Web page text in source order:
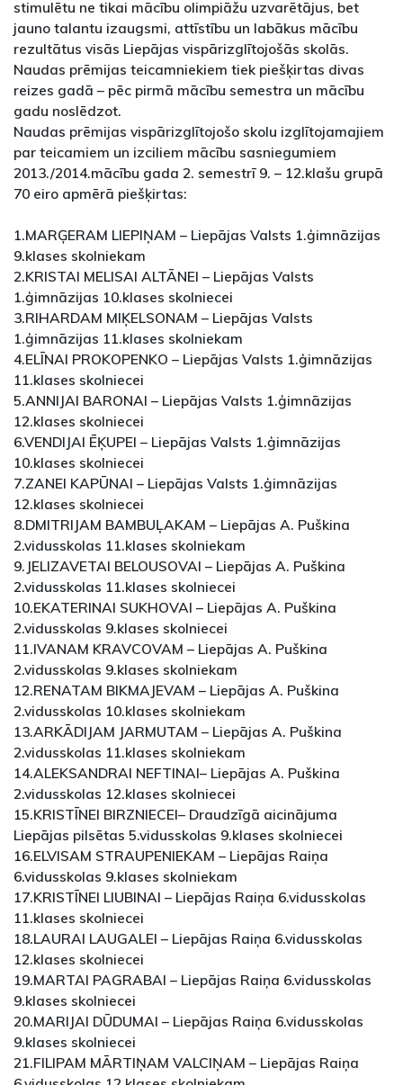
stimulētu ne tikai mācību olimpiāžu uzvarētājus, bet
jauno talantu izaugsmi, attīstību un labākus mācību
rezultātus visās Liepājas vispārizglītojošās skolās.
Naudas prēmijas teicamniekiem tiek piešķirtas divas
reizes gadā – pēc pirmā mācību semestra un mācību
gadu noslēdzot.
Naudas prēmijas vispārizglītojošo skolu izglītojamajiem
par teicamiem un izciliem mācību sasniegumiem
2013./2014.mācību gada 2. semestrī 9. – 12.klašu grupā
70 eiro apmērā piešķirtas:
1.MARĢERAM LIEPIŅAM – Liepājas Valsts 1.ģimnāzijas
9.klases skolniekam
2.KRISTAI MELISAI ALTĀNEI – Liepājas Valsts
1.ģimnāzijas 10.klases skolniecei
3.RIHARDAM MIĶELSONAM – Liepājas Valsts
1.ģimnāzijas 11.klases skolniekam
4.ELĪNAI PROKOPENKO – Liepājas Valsts 1.ģimnāzijas
11.klases skolniecei
5.ANNIJAI BARONAI – Liepājas Valsts 1.ģimnāzijas
12.klases skolniecei
6.VENDIJAI ĒĶUPEI – Liepājas Valsts 1.ģimnāzijas
10.klases skolniecei
7.ZANEI KAPŪNAI – Liepājas Valsts 1.ģimnāzijas
12.klases skolniecei
8.DMITRIJAM BAMBUĻAKAM – Liepājas A. Puškina
2.vidusskolas 11.klases skolniekam
9.JELIZAVETAI BELOUSOVAI – Liepājas A. Puškina
2.vidusskolas 11.klases skolniecei
10.EKATERINAI SUKHOVAI – Liepājas A. Puškina
2.vidusskolas 9.klases skolniecei
11.IVANAM KRAVCOVAM – Liepājas A. Puškina
2.vidusskolas 9.klases skolniekam
12.RENATAM BIKMAJEVAM – Liepājas A. Puškina
2.vidusskolas 10.klases skolniekam
13.ARKĀDIJAM JARMUTAM – Liepājas A. Puškina
2.vidusskolas 11.klases skolniekam
14.ALEKSANDRAI NEFTINAI– Liepājas A. Puškina
2.vidusskolas 12.klases skolniecei
15.KRISTĪNEI BIRZNIECEI– Draudzīgā aicinājuma
Liepājas pilsētas 5.vidusskolas 9.klases skolniecei
16.ELVISAM STRAUPENIEKAM – Liepājas Raiņa
6.vidusskolas 9.klases skolniekam
17.KRISTĪNEI LIUBINAI – Liepājas Raiņa 6.vidusskolas
11.klases skolniecei
18.LAURAI LAUGALEI – Liepājas Raiņa 6.vidusskolas
12.klases skolniecei
19.MARTAI PAGRABAI – Liepājas Raiņa 6.vidusskolas
9.klases skolniecei
20.MARIJAI DŪDUMAI – Liepājas Raiņa 6.vidusskolas
9.klases skolniecei
21.FILIPAM MĀRTIŅAM VALCIŅAM – Liepājas Raiņa